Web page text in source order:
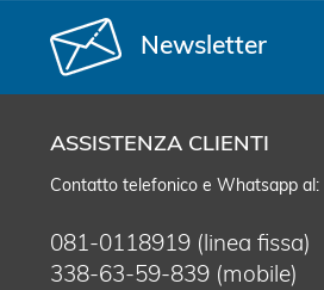
Newsletter
ASSISTENZA CLIENTI
Contatto telefonico e Whatsapp al:
081-0118919 (linea fissa)
338-63-59-839 (mobile)